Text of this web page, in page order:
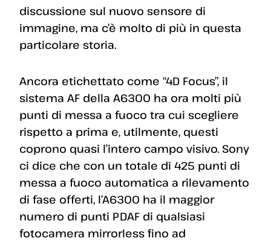
discussione sul nuovo sensore di
immagine, ma c’è molto di più in questa
particolare storia.
Ancora etichettato come “4D Focus”, il
sistema AF della A6300 ha ora molti più
punti di messa a fuoco tra cui scegliere
rispetto a prima e, utilmente, questi
coprono quasi l’intero campo visivo. Sony
ci dice che con un totale di 425 punti di
messa a fuoco automatica a rilevamento
di fase offerti, l’A6300 ha il maggior
numero di punti PDAF di qualsiasi
fotocamera mirrorless fino ad